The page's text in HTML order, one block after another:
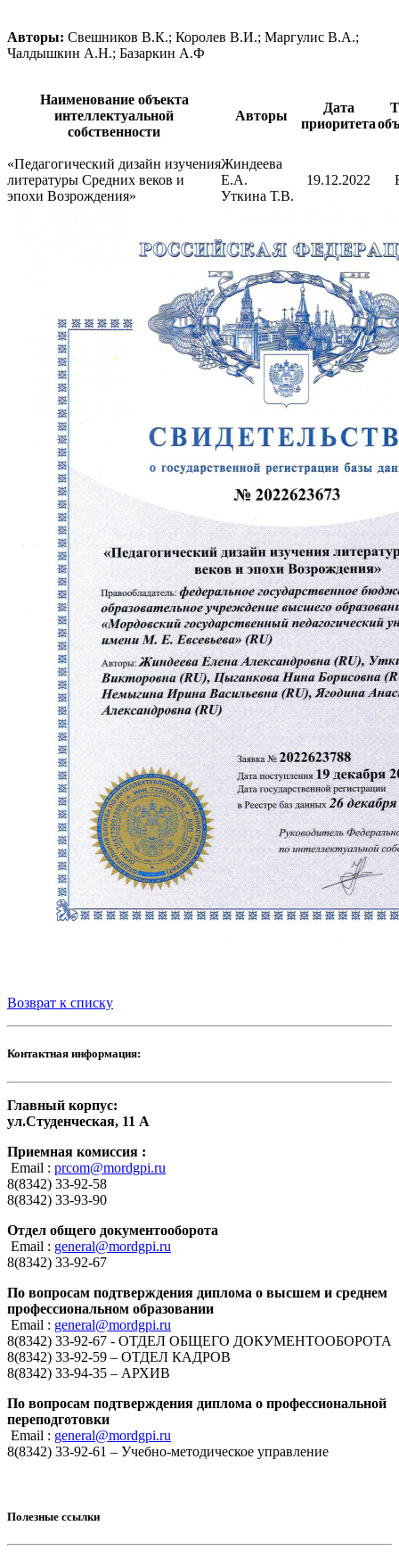
Авторы: Свешников В.К.; Королев В.И.; Маргулис В.А.;
Чалдышкин А.Н.; Базаркин А.Ф
Наименование объекта
интеллектуальной
собственности
Авторы
Дата
приоритета
«Педагогический дизайн изучения
литературы Средних веков и
эпохи Возрождения»
Жиндеева
Е.А.
Уткина Т.В.
19.12.2022
Возврат к списку
Контактная информация:
Главный корпус:
ул.Студенческая, 11 А
Приемная комиссия :
Email : prcom@mordgpi.ru
8(8342) 33-92-58
8(8342) 33-93-90
Отдел общего документооборота
Email : general@mordgpi.ru
8(8342) 33-92-67
По вопросам подтверждения диплома о высшем и среднем
профессиональном образовании
Email : general@mordgpi.ru
8(8342) 33-92-67 - ОТДЕЛ ОБЩЕГО ДОКУМЕНТООБОРОТА
8(8342) 33-92-59 – ОТДЕЛ КАДРОВ
8(8342) 33-94-35 – АРХИВ
По вопросам подтверждения диплома о профессиональной
переподготовки
Email : general@mordgpi.ru
8(8342) 33-92-61 – Учебно-методическое управление
Полезные ссылки